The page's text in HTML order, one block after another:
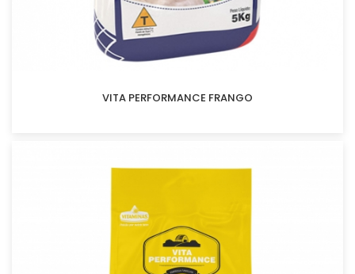
VITA PERFORMANCE FRANGO